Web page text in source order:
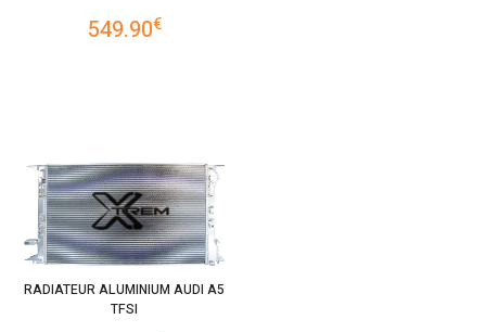
549.90€
RADIATEUR ALUMINIUM AUDI A5
TFSI